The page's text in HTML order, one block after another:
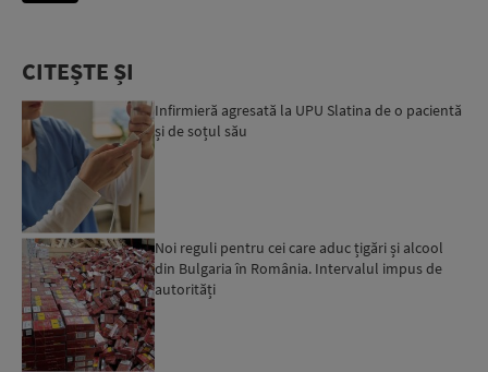
CITEȘTE ȘI
Infirmieră agresată la UPU Slatina de o pacientă
și de soțul său
Noi reguli pentru cei care aduc țigări și alcool
din Bulgaria în România. Intervalul impus de
autorități